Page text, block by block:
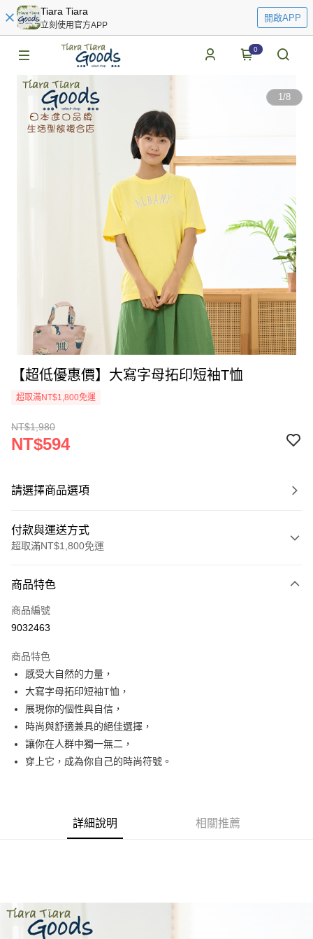
Tiara Tiara
立刻使用官方APP
開啟APP
0
1/8
【超低優惠價】大寫字母拓印短袖T恤
超取滿NT$1,800免運
NT$1,980
NT$594
請選擇商品選項
付款與運送方式
超取滿NT$1,800免運
信用卡一次付款
超商取貨付款
Apple Pay
街口支付
悠遊付
Google Pay
【「AFTEE先享後付」結帳流程】
１．於結帳方式選擇「AFTEE先享後付」後，將跳轉至「AFTEE先享後付」
全家取貨付款
每筆NT$60，滿NT$1,800(含以上)免運費
商品特色
商品編號
9032463
商品特色
感受大自然的力量，
大寫字母拓印短袖T恤，
展現你的個性與自信，
時尚與舒適兼具的絕佳選擇，
讓你在人群中獨一無二，
穿上它，成為你自己的時尚符號。
詳細說明 相關推薦